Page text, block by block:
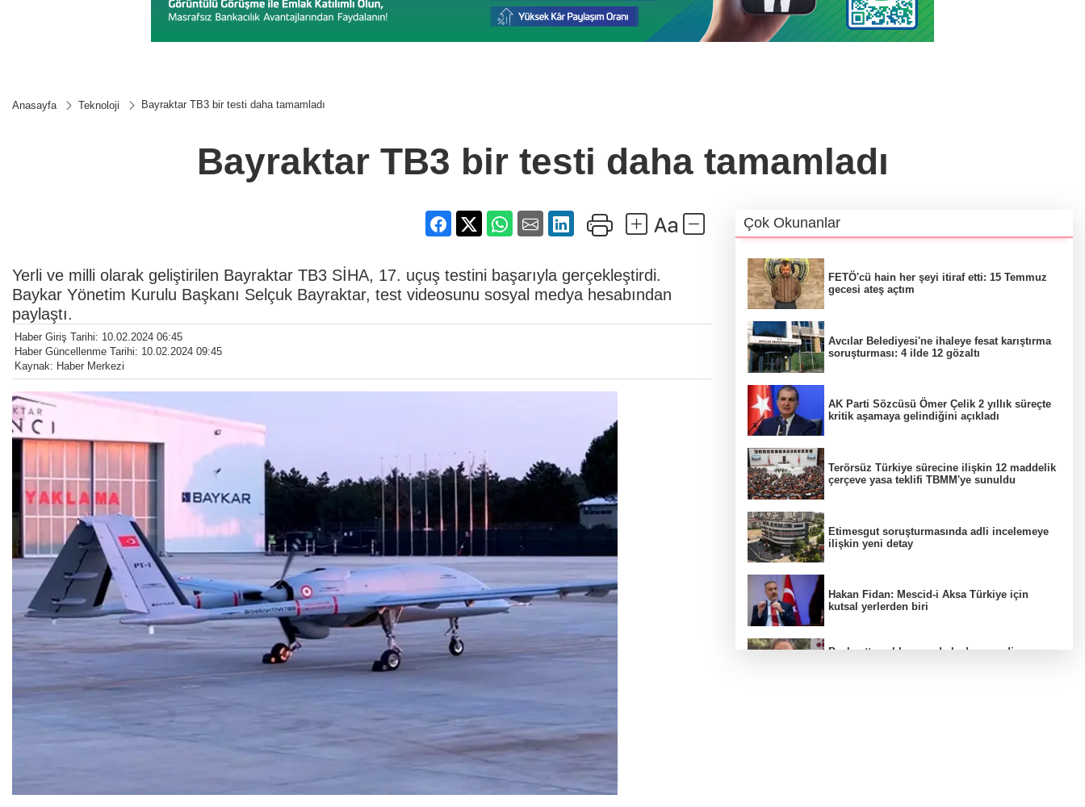
Anasayfa Teknoloji Bayraktar TB3 bir testi daha tamamladı
Bayraktar TB3 bir testi daha tamamladı
Yerli ve milli olarak geliştirilen Bayraktar TB3 SİHA, 17. uçuş testini başarıyla gerçekleştirdi.
Baykar Yönetim Kurulu Başkanı Selçuk Bayraktar, test videosunu sosyal medya hesabından
paylaştı.
Haber Giriş Tarihi: 10.02.2024 06:45
Haber Güncellenme Tarihi: 10.02.2024 09:45
Kaynak: Haber Merkezi
Çok Okunanlar
FETÖ'cü hain her şeyi itiraf etti: 15 Temmuz
gecesi ateş açtım
Avcılar Belediyesi'ne ihaleye fesat karıştırma
soruşturması: 4 ilde 12 gözaltı
AK Parti Sözcüsü Ömer Çelik 2 yıllık süreçte
kritik aşamaya gelindiğini açıkladı
Terörsüz Türkiye sürecine ilişkin 12 maddelik
çerçeve yasa teklifi TBMM'ye sunuldu
Etimesgut soruşturmasında adli incelemeye
ilişkin yeni detay
Hakan Fidan: Mescid-i Aksa Türkiye için
kutsal yerlerden biri
Başkentte yol kenarında kadın cesedi